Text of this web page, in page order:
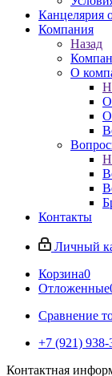
Канцелярия
Компания
Назад
О
О
О
Контакты
Личный
Корзина0
Отложенные
Сравнение
+7 (921) 938-
Контактная